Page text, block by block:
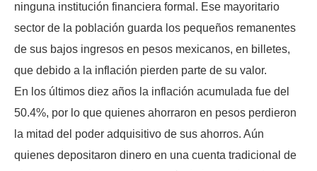
ninguna institución financiera formal. Ese mayoritario
sector de la población guarda los pequeños remanentes
de sus bajos ingresos en pesos mexicanos, en billetes,
que debido a la inflación pierden parte de su valor.
En los últimos diez años la inflación acumulada fue del
50.4%, por lo que quienes ahorraron en pesos perdieron
la mitad del poder adquisitivo de sus ahorros. Aún
quienes depositaron dinero en una cuenta tradicional de